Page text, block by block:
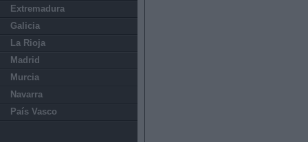
Extremadura
Galicia
La Rioja
Madrid
Murcia
Navarra
País Vasco